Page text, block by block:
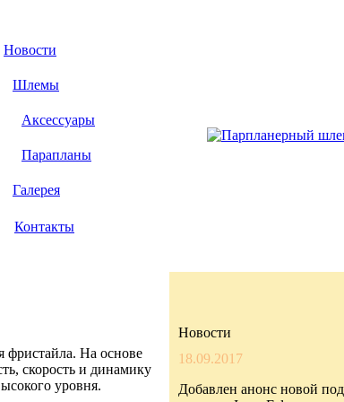
Новости
Шлемы
Аксессуары
Парапланы
Галерея
Контакты
На основе
скорость и динамику
уровня.
Новости
18.09.2017
Добавлен анонс новой